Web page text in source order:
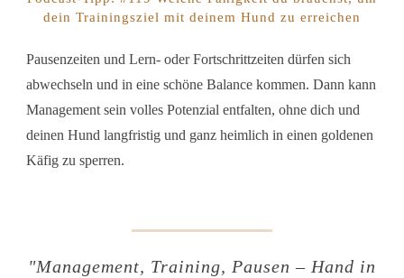
dein Trainingsziel mit deinem Hund zu erreichen
Pausenzeiten und Lern- oder Fortschrittzeiten dürfen sich
abwechseln und in eine schöne Balance kommen. Dann kann
Management sein volles Potenzial entfalten, ohne dich und
deinen Hund langfristig und ganz heimlich in einen goldenen
Käfig zu sperren.
"Management, Training, Pausen – Hand in